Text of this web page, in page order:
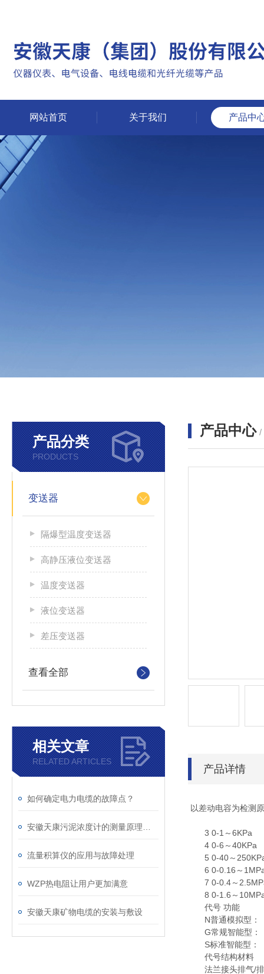
网站首页 关于我们 产品中
产品分类
PRODUCTS
变送器
隔爆型温度变送器
高静压液位变送器
温度变送器
液位变送器
差压变送器
查看全部
相关文章
RELATED ARTICLES
如何确定电力电缆的故障点？
流量积算仪的应用与故障处理
WZP热电阻让用户更加满意
安徽天康矿物电缆的安装与敷设
产品中心 /
产品详情
以差动电容为检测
3 0-1～6KPa
4 0-6～40KPa
5 0-40～
6 0-0.16～
7 0-0.4～
8 0-1.6～
代号 功能
N普通模拟型：
G常规智能型：
S标准智能型：（
代号结构材料
法兰接头排气/排